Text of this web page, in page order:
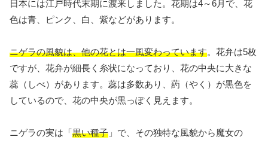
日本には江戸時代末期に渡来しました。花期は4～6月で、花
色は青、ピンク、白、紫などがあります。
ニゲラの風貌は、他の花とは一風変わっています。花弁は5枚
ですが、花弁が細長く糸状になっており、花の中央に大きな
蕊（しべ）があります。蕊は多数あり、葯（やく）が黒色を
しているので、花の中央が黒っぽく見えます。
ニゲラの実は「黒い種子 」で、その独特な風貌から魔女の